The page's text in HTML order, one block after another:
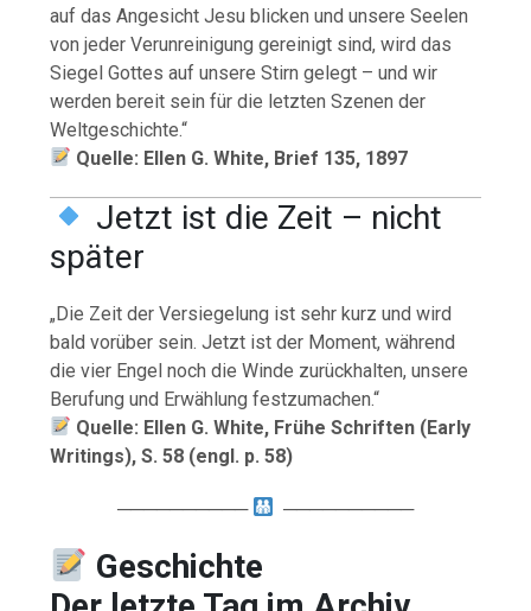
auf das Angesicht Jesu blicken und unsere Seelen
von jeder Verunreinigung gereinigt sind, wird das
Siegel Gottes auf unsere Stirn gelegt – und wir
werden bereit sein für die letzten Szenen der
Weltgeschichte.“
Quelle: Ellen G. White, Brief 135, 1897
Jetzt ist die Zeit – nicht
später
„Die Zeit der Versiegelung ist sehr kurz und wird
bald vorüber sein. Jetzt ist der Moment, während
die vier Engel noch die Winde zurückhalten, unsere
Berufung und Erwählung festzumachen.“
Quelle: Ellen G. White, Frühe Schriften (Early
Writings), S. 58 (engl. p. 58)
────────── ──────────
Geschichte